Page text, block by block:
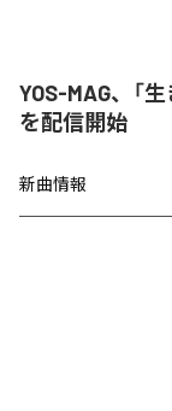
YOS-MAG、「
を配信開始
新曲情報